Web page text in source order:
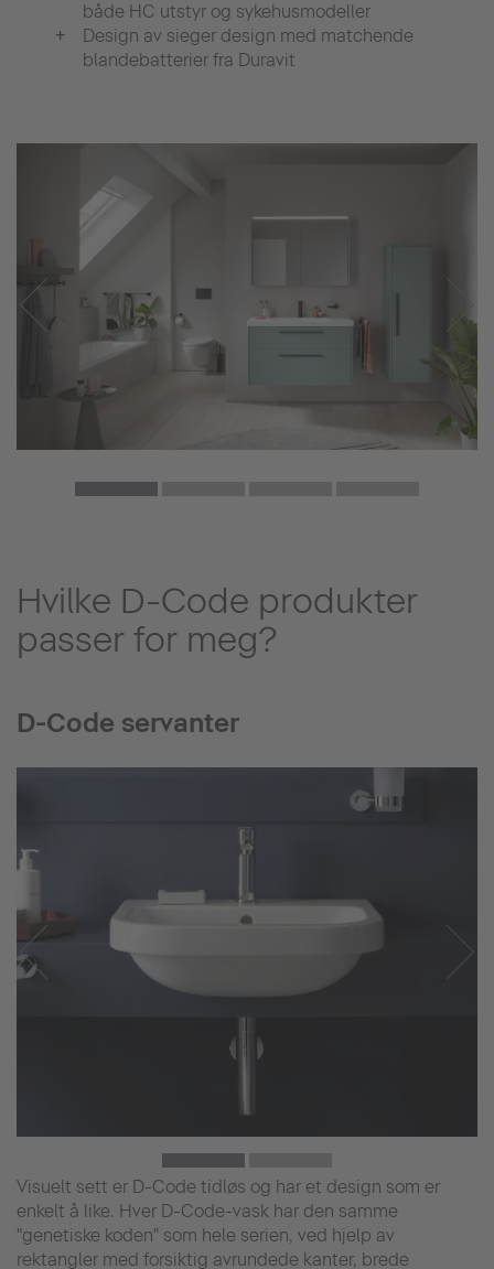
både HC utstyr og sykehusmodeller
Design av sieger design med matchende
blandebatterier fra Duravit
Hvilke D-Code produkter
passer for meg?
D-Code servanter
Visuelt sett er D-Code tidløs og har et design som er
enkelt å like. Hver D-Code-vask har den samme
"genetiske koden" som hele serien, ved hjelp av
rektangler med forsiktig avrundede kanter, brede